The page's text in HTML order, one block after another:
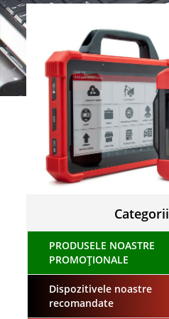
Categorii
PRODUSELE NOASTRE
PROMOȚIONALE
Dispozitivele noastre
recomandate